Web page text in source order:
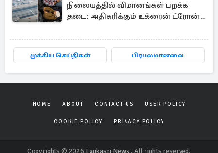
நிலையத்தில் விமானங்கள் பறக்க
தடை: அதிகரிக்கும் உக்ரைன் ட்ரோன்
முக்கிய செய்திகள் பிரபலமானவை
HOME ABOUT CONTACT US USER POLICY
COOKIE POLICY PRIVACY POLICY
Copyrights © 2026 Lankasri News . All rights reserved.